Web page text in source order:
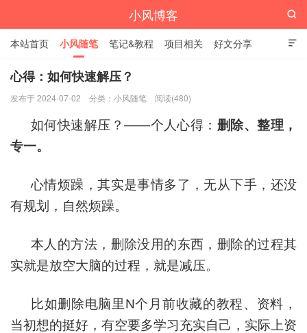
小风博客

本站首页 小风随笔 笔记&教程 项目相关 好文分享
栏目汇总

心得：如何快速解压？
发布于 2024-07-02 分类： 小风随笔 阅读(480)
如何快速解压？——个人心得： 删除、整理，
专一。
心情烦躁，其实是事情多了，无从下手，还没
有规划，自然烦躁。
本人的方法，删除没用的东西，删除的过程其
实就是放空大脑的过程，就是减压。
比如删除电脑里N个月前收藏的教程、资料，
当初想的挺好，有空要多学习充实自己，实际上资